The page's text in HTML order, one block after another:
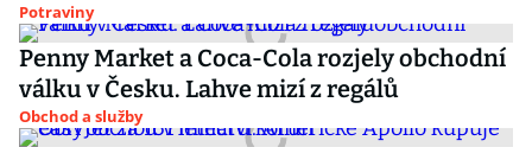
Potraviny
Penny Market a Coca-Cola rozjely obchodní
válku v Česku. Lahve mizí z regálů
Obchod a služby